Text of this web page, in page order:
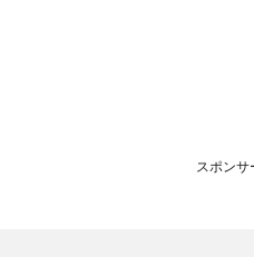
スポンサ